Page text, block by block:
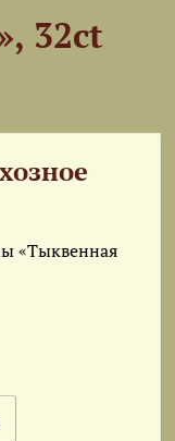
32ct
«Тыквенная